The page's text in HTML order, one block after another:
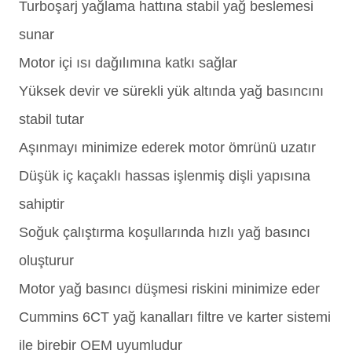
Turboşarj yağlama hattına stabil yağ beslemesi
sunar
Motor içi ısı dağılımına katkı sağlar
Yüksek devir ve sürekli yük altında yağ basıncını
stabil tutar
Aşınmayı minimize ederek motor ömrünü uzatır
Düşük iç kaçaklı hassas işlenmiş dişli yapısına
sahiptir
Soğuk çalıştırma koşullarında hızlı yağ basıncı
oluşturur
Motor yağ basıncı düşmesi riskini minimize eder
Cummins 6CT yağ kanalları filtre ve karter sistemi
ile birebir OEM uyumludur